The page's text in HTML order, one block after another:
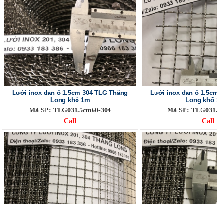
Lưới inox đan ô 1.5cm 304 TLG Thăng
Long khổ 1m
Mã SP: TLG031.5cm60-304
Call
Lưới inox đan ô
Long khổ
Mã SP:
Call